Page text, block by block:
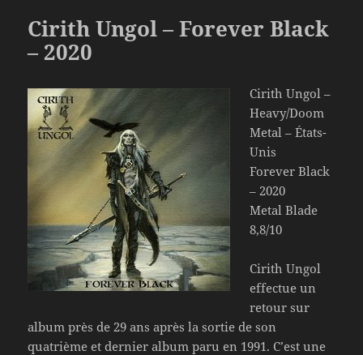
Cirith Ungol – Forever Black
– 2020
Cirith Ungol –
Heavy/Doom
Metal – États-
Unis
Forever Black
– 2020
Metal Blade
8,8/10
Cirith Ungol
effectue un
retour sur
album près de 29 ans après la sortie de son
quatrième et dernier album paru en 1991. C’est une